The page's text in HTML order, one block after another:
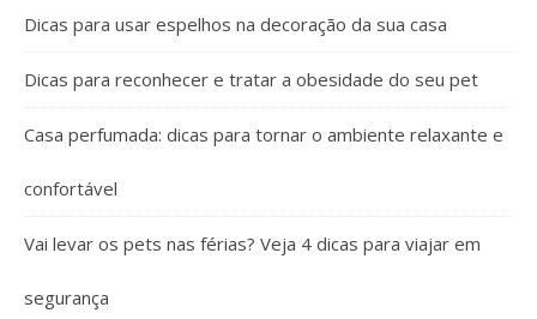
Dicas para usar espelhos na decoração da sua casa
Dicas para reconhecer e tratar a obesidade do seu pet
Casa perfumada: dicas para tornar o ambiente relaxante e
confortável
Vai levar os pets nas férias? Veja 4 dicas para viajar em
segurança